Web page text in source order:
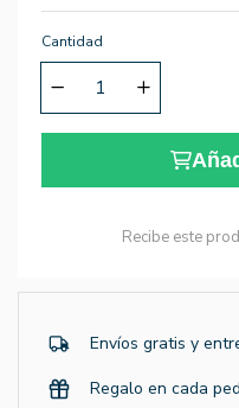
Cantidad
Recibe este
Envíos gratis y
Regalo en cada